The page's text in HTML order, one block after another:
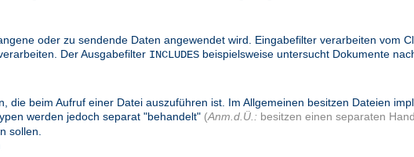
oder zu sendende Daten angewendet wird. Eingabefilter verarbeiten vom
Der Ausgabefilter INCLUDES beispielsweise untersucht Dokumente
die beim Aufruf einer Datei auszuführen ist. Im Allgemeinen besitzen Dateien
werden jedoch separat "behandelt" (Anm.d.Ü.: besitzen einen separaten
sollen.